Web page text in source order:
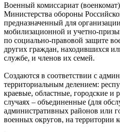
Военный комиссариат
Министерства обороны
предназначенный для
мобилизационной и учетно-
по социально-правовой защите
других граждан, находившихся
службе, и членов их семей.
Создаются в соответствии с
территориальным делением:
краевые, областные, городские и
случаях – объединенные (для
административных районов или
военных округов, на территории